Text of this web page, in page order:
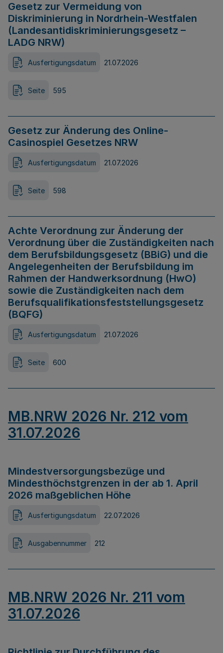
Gesetz zur Vermeidung von
Diskriminierung in Nordrhein-Westfalen
(Landesantidiskriminierungsgesetz –
LADG NRW)
Ausfertigungsdatum 21.07.2026
Seite 595
Gesetz zur Änderung des Online-
Casinospiel Gesetzes NRW
Ausfertigungsdatum 21.07.2026
Seite 598
Achte Verordnung zur Änderung der
Verordnung über die Zuständigkeiten nach
dem Berufsbildungsgesetz (BBiG) und die
Angelegenheiten der Berufsbildung im
Rahmen der Handwerksordnung (HwO)
sowie die Zuständigkeiten nach dem
Berufsqualifikationsfeststellungsgesetz
(BQFG)
Ausfertigungsdatum 21.07.2026
Seite 600
MB.NRW 2026 Nr. 212 vom
31.07.2026
Mindestversorgungsbezüge und
Mindesthöchstgrenzen in der ab 1. April
2026 maßgeblichen Höhe
Ausfertigungsdatum 22.07.2026
Ausgabennummer 212
MB.NRW 2026 Nr. 211 vom
31.07.2026